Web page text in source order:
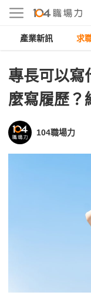
產業新訊 求
專長可以寫
麼寫履歷？
104職場力